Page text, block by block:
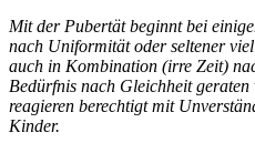
Mit der Pubertät beginnt bei
nach Uniformität oder seltener
auch in Kombination (irre Zeit)
Bedürfnis nach Gleichheit
reagieren berechtigt mit
Kinder.